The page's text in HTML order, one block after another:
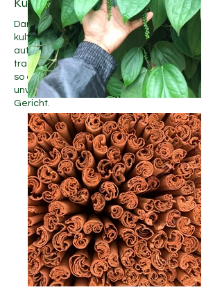
Kultur
Dank jahrzehntelanger Erfahrung
kultivieren und verarbeiten wir
authentische Ceylon-Gewürze nach
traditionellen Methoden und garantieren
so ein unvergleichliches Aroma und einen
unvergleichlichen Geschmack in jedem
Gericht.